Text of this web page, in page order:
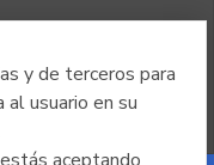
y de terceros para
al usuario en su